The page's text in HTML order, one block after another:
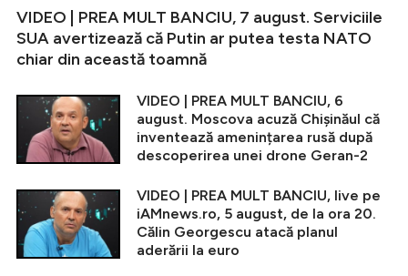
VIDEO | PREA MULT BANCIU, 7 august. Serviciile
SUA avertizează că Putin ar putea testa NATO
chiar din această toamnă
VIDEO | PREA MULT BANCIU, 6
august. Moscova acuză Chișinăul că
inventează amenințarea rusă după
descoperirea unei drone Geran-2
VIDEO | PREA MULT BANCIU, live pe
iAMnews.ro, 5 august, de la ora 20.
Călin Georgescu atacă planul
aderării la euro